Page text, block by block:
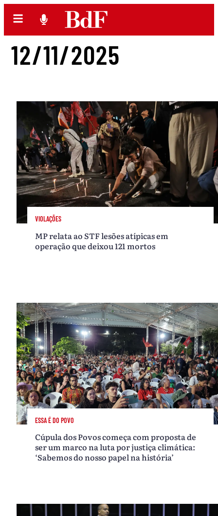
12/11/2025
VIOLAÇÕES
MP relata ao STF lesões atípicas em
operação que deixou 121 mortos
ESSA É DO POVO
Cúpula dos Povos começa com proposta de
ser um marco na luta por justiça climática:
‘Sabemos do nosso papel na história’